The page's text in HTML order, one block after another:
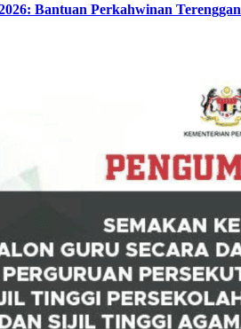
Bantuan Perkahwinan